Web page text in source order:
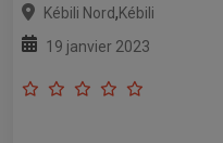
Kébili Nord,Kébili
19 janvier 2023